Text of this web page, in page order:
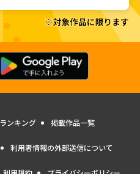
ランキング 掲載作品一覧
利用者情報の外部送信について